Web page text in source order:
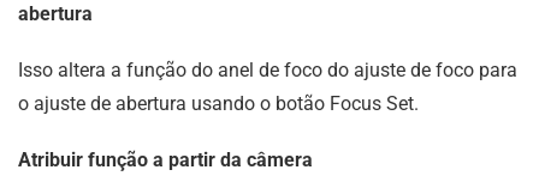
abertura
Isso altera a função do anel de foco do ajuste de foco para
o ajuste de abertura usando o botão Focus Set.
Atribuir função a partir da câmera